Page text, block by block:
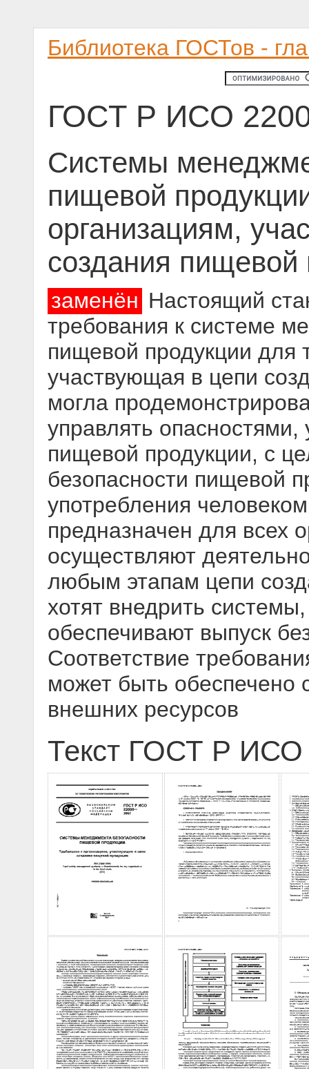
Библиотека ГОСТов -
ГОСТ Р ИСО
Системы
пищевой
организациям,
создания пищевой
заменён Настоящий
требования к системе
пищевой продукции для
участвующая в цепи
могла
управлять
пищевой продукции, с
безопасности пищевой
употребления
предназначен для всех
осуществляют
любым этапам цепи
хотят внедрить
обеспечивают выпуск
Соответствие
может быть
внешних ресурсов
Текст ГОСТ Р ИСО